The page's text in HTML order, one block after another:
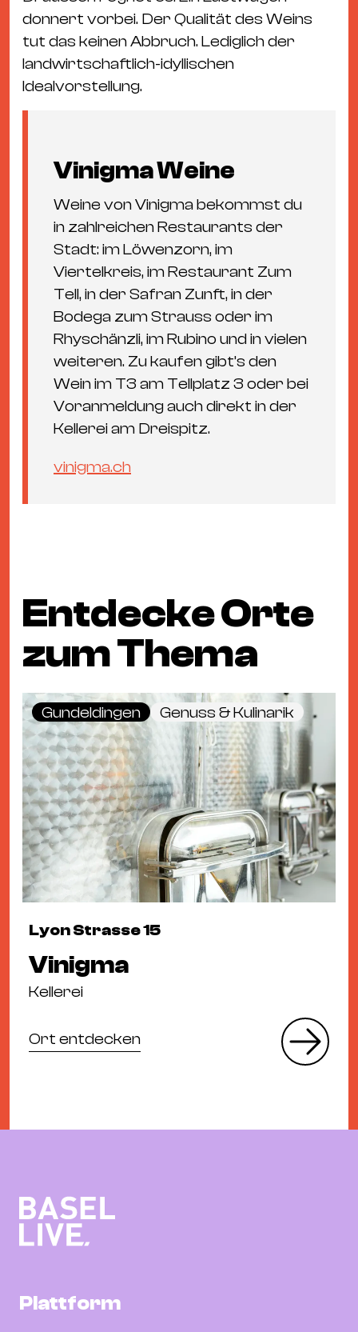
donnert vorbei. Der Qualität des Weins
tut das keinen Abbruch. Lediglich der
landwirtschaftlich-idyllischen
Idealvorstellung.
Vinigma Weine
Weine von Vinigma bekommst du
in zahlreichen Restaurants der
Stadt: im Löwenzorn, im
Viertelkreis, im Restaurant Zum
Tell, in der Safran Zunft, in der
Bodega zum Strauss oder im
Rhyschänzli, im Rubino und in vielen
weiteren. Zu kaufen gibt’s den
Wein im T3 am Tellplatz 3 oder bei
Voranmeldung auch direkt in der
Kellerei am Dreispitz.
vinigma.ch
Entdecke Orte
zum Thema
Gundeldingen Genuss & Kulinarik
Lyon Strasse 15
Vinigma
Kellerei
Ort entdecken
Plattform